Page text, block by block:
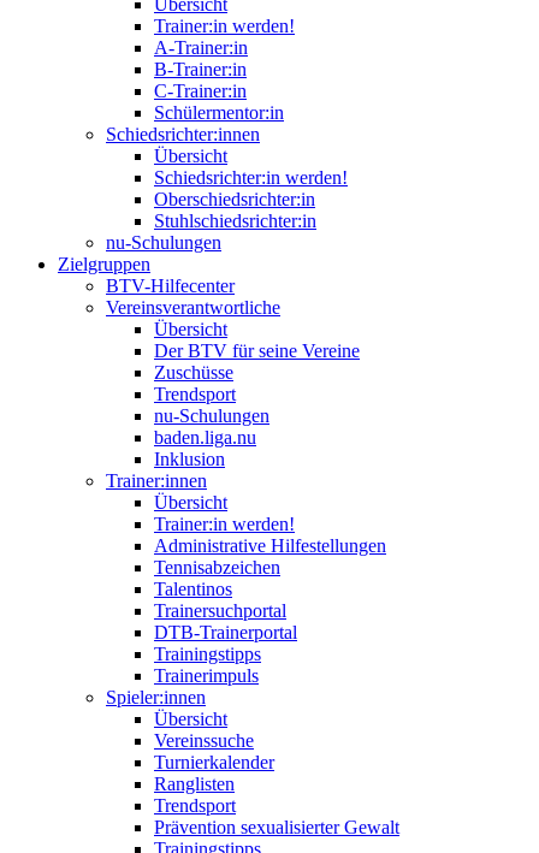
Übersicht
Trainer:in werden!
A-Trainer:in
B-Trainer:in
C-Trainer:in
Schülermentor:in
Schiedsrichter:innen
Übersicht
Schiedsrichter:in werden!
Oberschiedsrichter:in
Stuhlschiedsrichter:in
nu-Schulungen
Zielgruppen
BTV-Hilfecenter
Vereinsverantwortliche
Übersicht
Der BTV für seine Vereine
Zuschüsse
Trendsport
nu-Schulungen
baden.liga.nu
Inklusion
Trainer:innen
Übersicht
Trainer:in werden!
Administrative Hilfestellungen
Tennisabzeichen
Talentinos
Trainersuchportal
DTB-Trainerportal
Trainingstipps
Trainerimpuls
Spieler:innen
Übersicht
Vereinssuche
Turnierkalender
Ranglisten
Trendsport
Prävention sexualisierter Gewalt
Trainingstipps